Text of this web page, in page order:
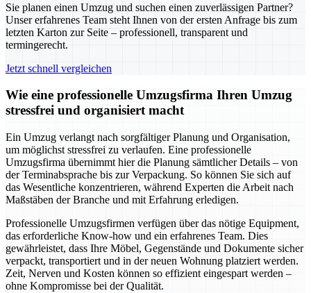
Sie planen einen Umzug und suchen einen zuverlässigen Partner?
Unser erfahrenes Team steht Ihnen von der ersten Anfrage bis zum
letzten Karton zur Seite – professionell, transparent und
termingerecht.
Jetzt schnell vergleichen
Wie eine professionelle Umzugsfirma Ihren Umzug
stressfrei und organisiert macht
Ein Umzug verlangt nach sorgfältiger Planung und Organisation,
um möglichst stressfrei zu verlaufen. Eine professionelle
Umzugsfirma übernimmt hier die Planung sämtlicher Details – von
der Terminabsprache bis zur Verpackung. So können Sie sich auf
das Wesentliche konzentrieren, während Experten die Arbeit nach
Maßstäben der Branche und mit Erfahrung erledigen.
Professionelle Umzugsfirmen verfügen über das nötige Equipment,
das erforderliche Know-how und ein erfahrenes Team. Dies
gewährleistet, dass Ihre Möbel, Gegenstände und Dokumente sicher
verpackt, transportiert und in der neuen Wohnung platziert werden.
Zeit, Nerven und Kosten können so effizient eingespart werden –
ohne Kompromisse bei der Qualität.